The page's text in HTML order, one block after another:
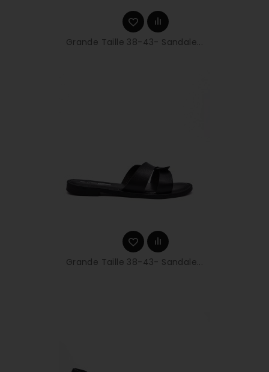
Grande Taille 38-43- Sandale...
Grande Taille 38-43- Sandale...